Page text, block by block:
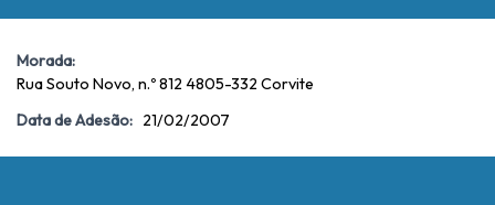
Morada:
Rua Souto Novo, n.º 812 4805-332 Corvite
Data de Adesão: 21/02/2007